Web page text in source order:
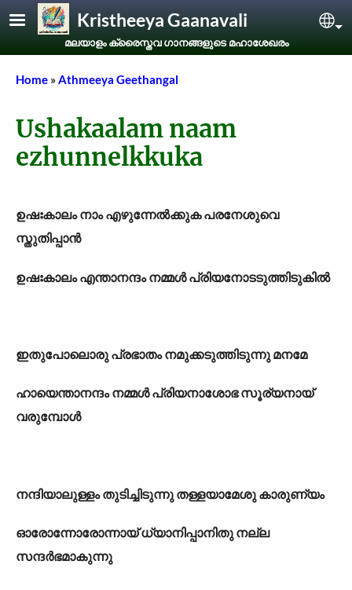
Skip to main contentKristheeya Gaanavali
മലയാളം ക്രൈസ്തവ ഗാനങ്ങളുടെ മഹാശേഖരം
Breadcrumb
Home Athmeeya Geethangal
Ushakaalam naam
ezhunnelkkuka
ഉഷഃകാലം നാം എഴുന്നേൽക്കുക പരനേശുവെ
സ്തുതിപ്പാൻ
ഉഷഃകാലം എന്താനന്ദം നമ്മൾ പ്രിയനോടടുത്തിടുകിൽ
ഇതുപോലൊരു പ്രഭാതം നമുക്കടുത്തിടുന്നു മനമേ
ഹായെന്താനന്ദം നമ്മൾ പ്രിയനാശോഭ സൂര്യനായ്
വരുമ്പോൾ
നന്ദിയാലുള്ളം തുടിച്ചിടുന്നു തള്ളയാമേശു കാരുണ്യം
ഓരോന്നോരോന്നായ് ധ്യാനിപ്പാനിതു നല്ല
സന്ദർഭമാകുന്നു